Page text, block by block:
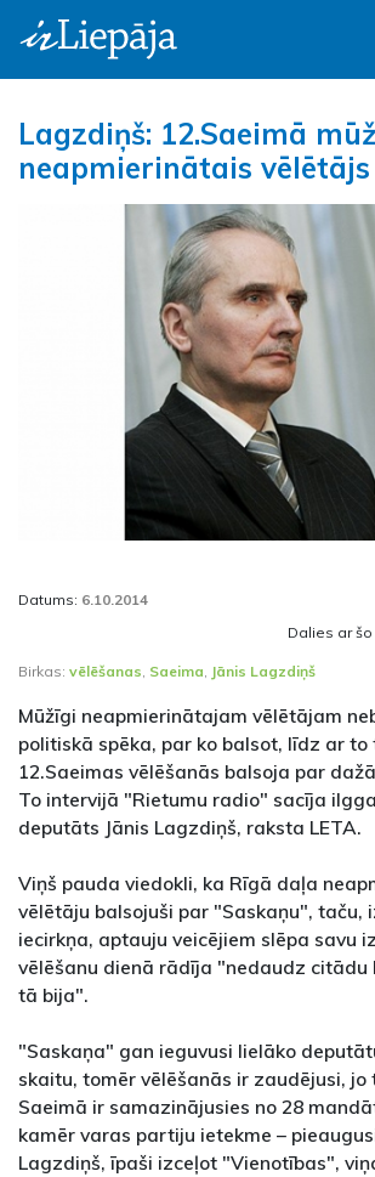
Lagzdiņš: 12.Saeimā
neapmierinātais
Datums: 6.10.2014
Dalies ar šo
Birkas: vēlēšanas, Saeima, Jānis Lagzdiņš
Mūžīgi neapmierinātajam vēlētājam
politiskā spēka, par ko balsot, līdz ar to
12.Saeimas vēlēšanās balsoja par
To intervijā "Rietumu radio" sacīja
deputāts Jānis Lagzdiņš, raksta LETA.
Viņš pauda viedokli, ka Rīgā daļa
vēlētāju balsojuši par "Saskaņu", taču,
iecirkņa, aptauju veicējiem slēpa savu
vēlēšanu dienā rādīja "nedaudz citādu
tā bija".
"Saskaņa" gan ieguvusi lielāko
skaitu, tomēr vēlēšanās ir zaudējusi, jo
Saeimā ir samazinājusies no 28
kamēr varas partiju ietekme –
Lagzdiņš, īpaši izceļot "Vienotības",